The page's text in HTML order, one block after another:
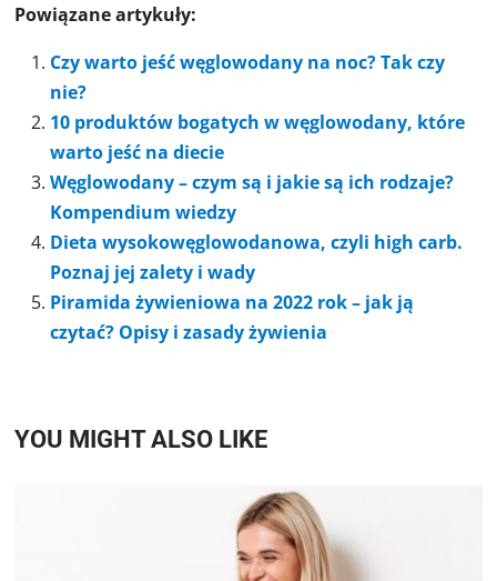
Powiązane artykuły:
Czy warto jeść węglowodany na noc? Tak czy
nie?
10 produktów bogatych w węglowodany, które
warto jeść na diecie
Węglowodany – czym są i jakie są ich rodzaje?
Kompendium wiedzy
Dieta wysokowęglowodanowa, czyli high carb.
Poznaj jej zalety i wady
Piramida żywieniowa na 2022 rok – jak ją
czytać? Opisy i zasady żywienia
YOU MIGHT ALSO LIKE